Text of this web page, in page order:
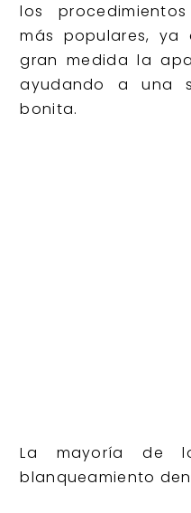
los
más populares, ya
gran medida la
ayudando a una
bonita.
La mayoría de
blanqueamiento